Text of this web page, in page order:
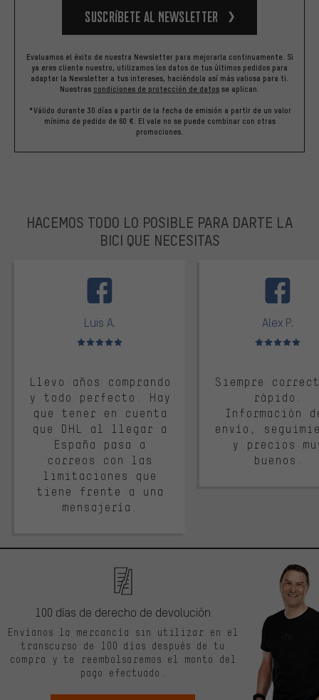
Suscríbete al newsletter
Evaluamos el éxito de nuestra Newsletter para mejorarla continuamente. Si
ya eres cliente nuestro, utilizamos los datos de tus últimos pedidos para
adaptar la Newsletter a tus intereses, haciéndola así más valiosa para ti.
Nuestras condiciones de protección de datos se aplican.
*Válido durante 30 días a partir de la fecha de emisión a partir de un valor
mínimo de pedido de 60 €. El vale no se puede combinar con otras
promociones.
HACEMOS TODO LO POSIBLE PARA DARTE LA
BICI QUE NECESITAS
Luis A.
Valoración media: 5 de 5
Llevo años comprando
y todo perfecto. Hay
que tener en cuenta
que DHL al llegar a
España pasa a
correos con las
limitaciones que
tiene frente a una
mensajería.
Alex P.
Valoración
Siempre
rápido.
Información
envío,
y precios
buenos.
100 días de derecho de devolución
Envíanos la mercancía sin utilizar en el
transcurso de 100 días después de tu
compra y te reembolsaremos el monto del
pago efectuado.